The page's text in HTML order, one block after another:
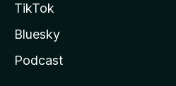
TikTok
Bluesky
Podcast